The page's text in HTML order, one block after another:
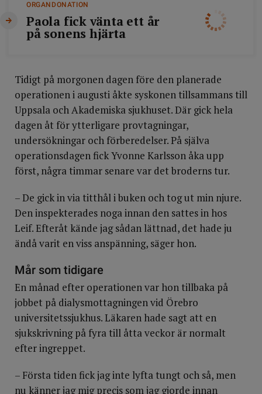
ORGANDONATION
Paola fick vänta ett år
på sonens hjärta
Tidigt på morgonen dagen före den planerade
operationen i augusti åkte syskonen tillsammans till
Uppsala och Akademiska sjukhuset. Där gick hela
dagen åt för ytterligare provtagningar,
undersökningar och förberedelser. På själva
operationsdagen fick Yvonne Karlsson åka upp
först, några timmar senare var det broderns tur.
– De gick in via titthål i buken och tog ut min njure.
Den inspekterades noga innan den sattes in hos
Leif. Efteråt kände jag sådan lättnad, det hade ju
ändå varit en viss anspänning, säger hon.
Mår som tidigare
En månad efter operationen var hon tillbaka på
jobbet på dialysmottagningen vid Örebro
universitetssjukhus. Läkaren hade sagt att en
sjukskrivning på fyra till åtta veckor är normalt
efter ingreppet.
– Första tiden fick jag inte lyfta tungt och så, men
nu känner jag mig precis som jag gjorde innan